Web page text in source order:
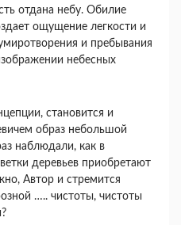
отдана небу. Обилие
ощущение легкости и
и пребывания
небесных
становится и
образ небольшой
наблюдали, как в
деревьев приобретают
Автор и стремится
….. чистоты, чистоты